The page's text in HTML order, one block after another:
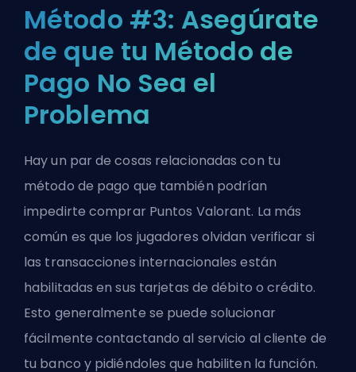
Método #3: Asegúrate
de que tu Método de
Pago No Sea el
Problema
Hay un par de cosas relacionadas con tu
método de pago que también podrían
impedirte comprar Puntos Valorant. La más
común es que los jugadores olvidan verificar si
las transacciones internacionales están
habilitadas en sus tarjetas de débito o crédito.
Esto generalmente se puede solucionar
fácilmente contactando al servicio al cliente de
tu banco y pidiéndoles que habiliten la función.